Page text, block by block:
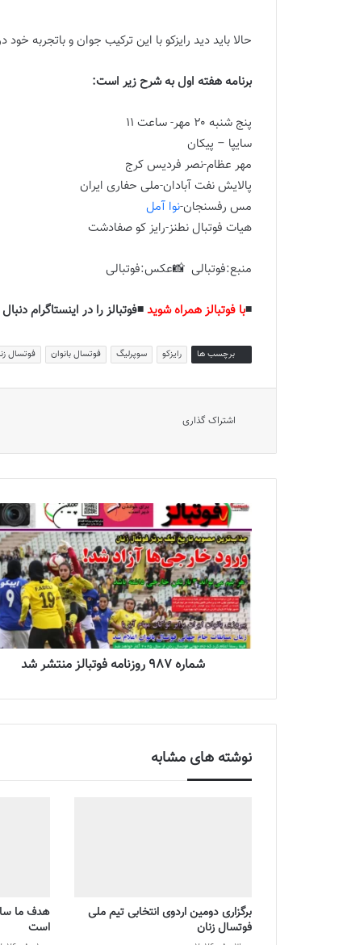
حالا بايد ديد رايزكو با اين تركيب جوان و باتجربه
برنامه هفته اول به شرح زیر است:
پنج شنبه ۲۰ مهر- ساعت ۱۱
سایپا – پیکان
مهر عظام-نصر فردیس کرج
پالایش نفت آبادان-ملی حفاری ایران
مس رفسنجان-نوا آمل
هیات فوتبال نطنز-رایز کو صفادشت
منبع:فوتبالی 📸عکس:فوتبالی
◾️با فوتبالز همراه شوید◾️فوتبالز را در اینستاگرام
برچسب ها رایزکو سوپرلیگ فوتسال بانوان فوتسال
اشتراک گذاری
شماره 987 روزنامه فوتبالز منتشر شد
نوشته های مشابه
برگزاری دومین اردوی انتخابی تیم ملی
فوتسال زنان
هدف ما
است